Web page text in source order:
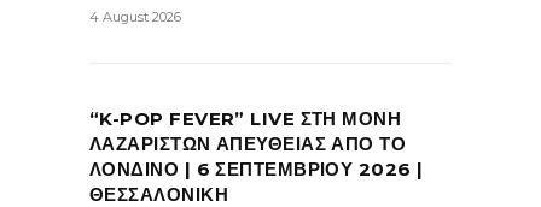
4 August 2026
“K-POP FEVER” LIVE ΣΤΗ ΜΟΝΗ
ΛΑΖΑΡΙΣΤΩΝ ΑΠΕΥΘΕΙΑΣ ΑΠΟ ΤΟ
ΛΟΝΔΙΝΟ | 6 ΣΕΠΤΕΜΒΡΙΟΥ 2026 |
ΘΕΣΣΑΛΟΝΙΚΗ